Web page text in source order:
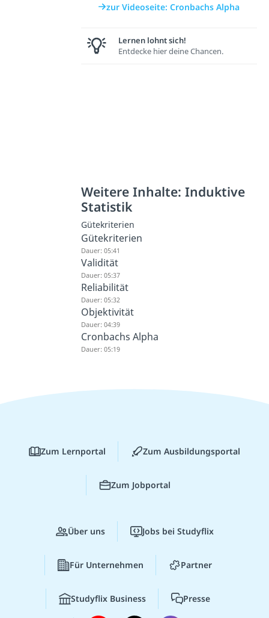
zur Videoseite: Cronbachs Alpha
Lernen lohnt sich!
Entdecke hier deine Chancen.
Weitere Inhalte: Induktive
Statistik
Gütekriterien
Gütekriterien
Dauer: 05:41
Validität
Dauer: 05:37
Reliabilität
Dauer: 05:32
Objektivität
Dauer: 04:39
Cronbachs Alpha
Dauer: 05:19
Zum Lernportal Zum Ausbildungsportal
Zum Jobportal
Über uns Jobs bei Studyflix
Für Unternehmen Partner
Studyflix Business Presse